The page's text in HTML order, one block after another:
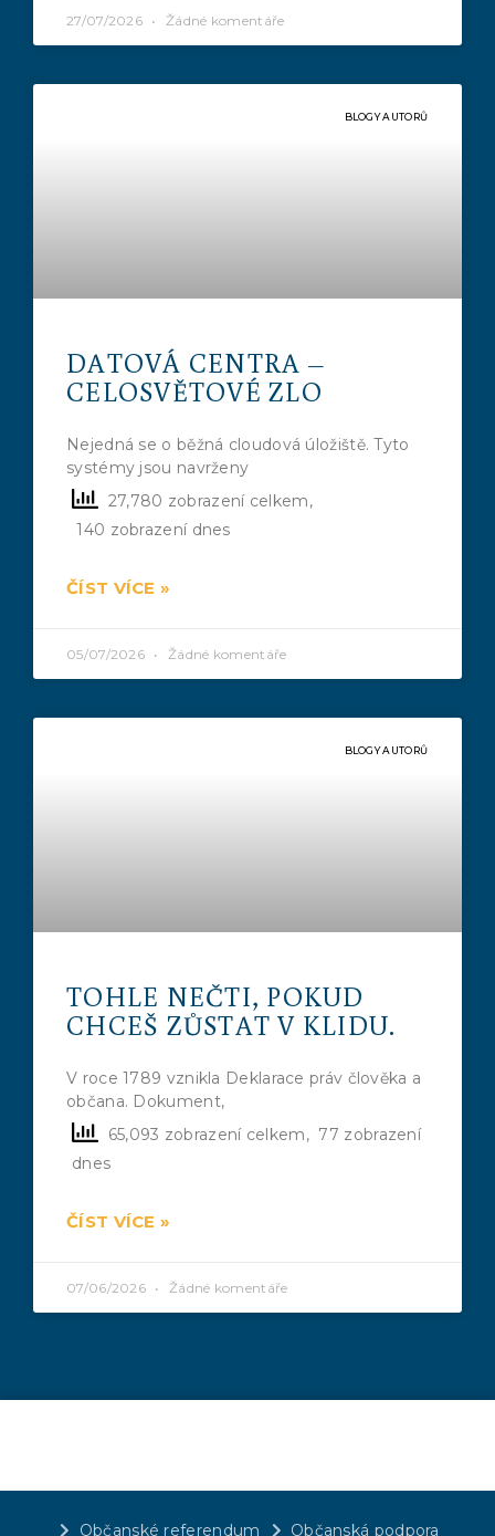
27/07/2026 Žádné komentáře
BLOGY AUTORŮ
DATOVÁ CENTRA –
CELOSVĚTOVÉ ZLO
Nejedná se o běžná cloudová úložiště. Tyto
systémy jsou navrženy
27,780 zobrazení celkem,
140 zobrazení dnes
ČÍST VÍCE »
05/07/2026 Žádné komentáře
BLOGY AUTORŮ
TOHLE NEČTI, POKUD
CHCEŠ ZŮSTAT V KLIDU.
V roce 1789 vznikla Deklarace práv člověka a
občana. Dokument,
65,093 zobrazení celkem, 77 zobrazení
dnes
ČÍST VÍCE »
07/06/2026 Žádné komentáře
Občanské referendum Občanská podpora